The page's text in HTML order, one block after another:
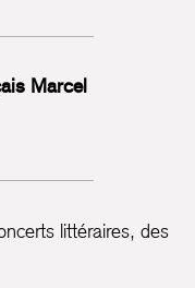
Marcel
littéraires, des